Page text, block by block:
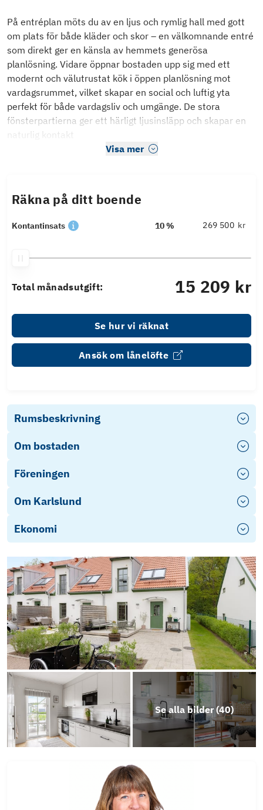
På entréplan möts du av en ljus och rymlig hall med gott
om plats för både kläder och skor – en välkomnande entré
som direkt ger en känsla av hemmets generösa
planlösning. Vidare öppnar bostaden upp sig med ett
modernt och välutrustat kök i öppen planlösning mot
vardagsrummet, vilket skapar en social och luftig yta
perfekt för både vardagsliv och umgänge. De stora
fönsterpartierna ger ett härligt ljusinsläpp och skapar en
naturlig kontakt
Visa mer
Räkna på ditt boende
Kontantinsats 10 % kr
Total månadsutgift: 15 209 kr
Se hur vi räknat
Ansök om lånelöfte
Rumsbeskrivning
Om bostaden
Föreningen
Om Karlslund
Ekonomi
Se alla bilder (40)